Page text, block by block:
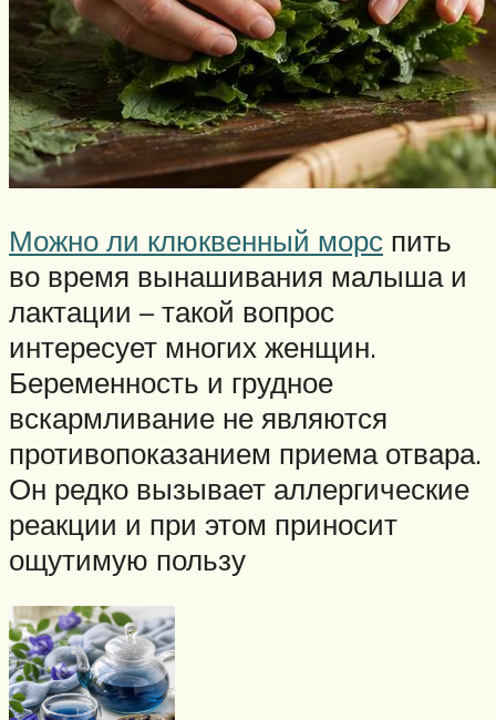
Можно ли клюквенный морс пить
во время вынашивания малыша и
лактации – такой вопрос
интересует многих женщин.
Беременность и грудное
вскармливание не являются
противопоказанием приема отвара.
Он редко вызывает аллергические
реакции и при этом приносит
ощутимую пользу